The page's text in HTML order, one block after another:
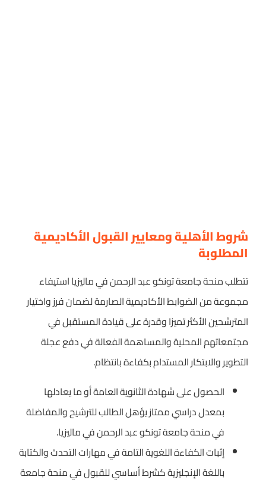
شروط الأهلية ومعايير القبول الأكاديمية
المطلوبة
تتطلب منحة جامعة تونكو عبد الرحمن في ماليزيا استيفاء
مجموعة من الضوابط الأكاديمية الصارمة لضمان فرز واختيار
المترشحين الأكثر تميزا وقدرة على قيادة المستقبل في
مجتمعاتهم المحلية والمساهمة الفعالة في دفع عجلة
التطوير والابتكار المستدام بكفاءة بانتظام.
الحصول على شهادة الثانوية العامة أو ما يعادلها
بمعدل دراسي ممتاز يؤهل الطالب للترشيح والمفاضلة
في منحة جامعة تونكو عبد الرحمن في ماليزيا.
إثبات الكفاءة اللغوية التامة في مهارات التحدث والكتابة
باللغة الإنجليزية كشرط أساسي للقبول في منحة جامعة